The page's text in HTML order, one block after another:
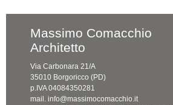
Massimo Comacchio
Architetto
Via Carbonara 21/A
35010 Borgoricco (PD)
p.IVA 04084350281
mail. info@massimocomacchio.it